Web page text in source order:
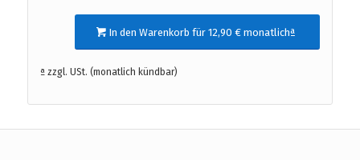
In den Warenkorb für 12,90 € monatlichª
ª zzgl. USt. (monatlich kündbar)